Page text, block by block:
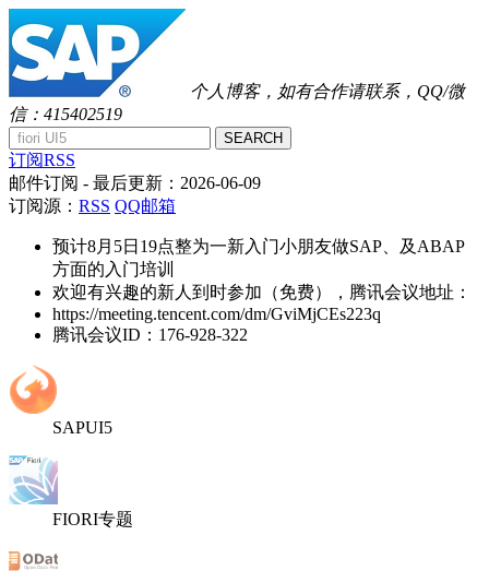
个人博客，如有合作请联系，QQ/微
信：415402519
SEARCH
订阅RSS
邮件订阅 - 最后更新： 2026-06-09
订阅源： RSS QQ邮箱
预计8月5日19点整为一新入门小朋友做SAP、及ABAP
方面的入门培训
欢迎有兴趣的新人到时参加（免费），腾讯会议地址：
https://meeting.tencent.com/dm/GviMjCEs223q
腾讯会议ID：176-928-322
SAPUI5
FIORI专题